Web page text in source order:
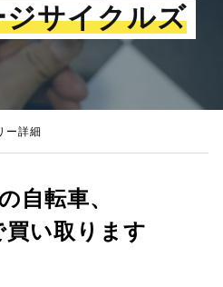
サイクルズ
ー詳細
自転車、
買い取ります